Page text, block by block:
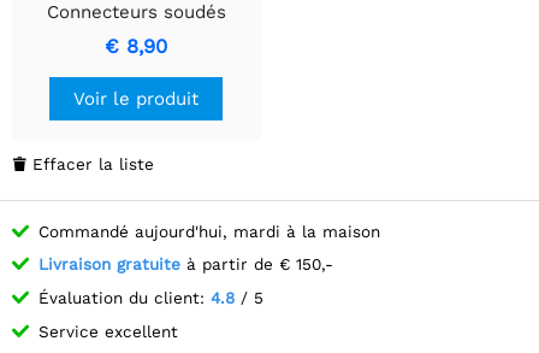
Connecteurs soudés
€ 8,90
Voir le produit
 Effacer la liste
Commandé aujourd'hui, mardi à la maison
Livraison gratuite à partir de € 150,-
Évaluation du client: 4.8 / 5
Service excellent